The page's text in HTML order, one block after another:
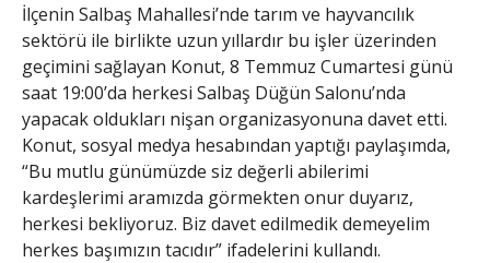
İlçenin Salbaş Mahallesi’nde tarım ve hayvancılık
sektörü ile birlikte uzun yıllardır bu işler üzerinden
geçimini sağlayan Konut, 8 Temmuz Cumartesi günü
saat 19:00’da herkesi Salbaş Düğün Salonu’nda
yapacak oldukları nişan organizasyonuna davet etti.
Konut, sosyal medya hesabından yaptığı paylaşımda,
“Bu mutlu günümüzde siz değerli abilerimi
kardeşlerimi aramızda görmekten onur duyarız,
herkesi bekliyoruz. Biz davet edilmedik demeyelim
herkes başımızın tacıdır” ifadelerini kullandı.